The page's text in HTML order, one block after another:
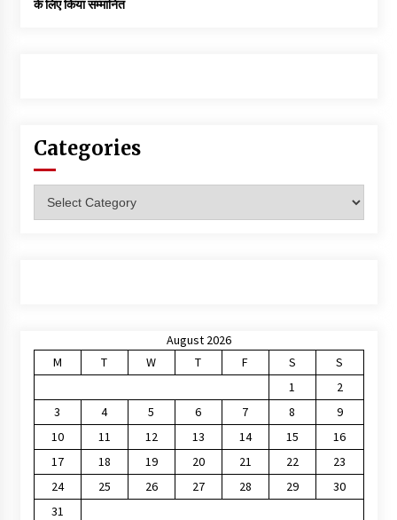
के लिए किया सम्मानित
Categories
August 2026
M
T W T F S
S
1
2
3
4 5 6 7 8
9
10
11 12 13 14 15
16
17
18 19 20 21 22
23
24
25 26 27 28 29
30
31